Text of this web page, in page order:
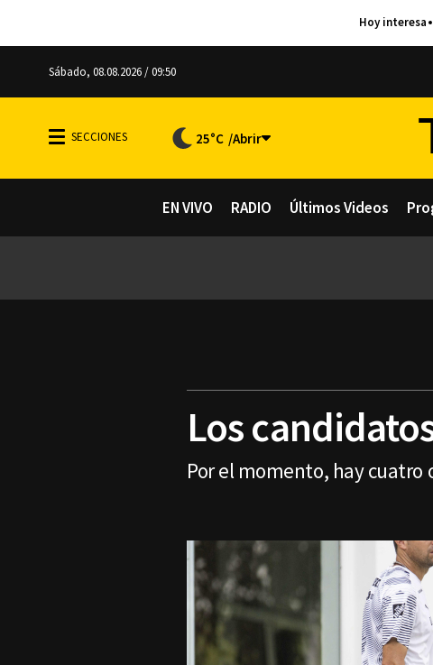
Sábado, 08.08.2026 / 09:50
25°C
EN VIVO RADIO Últimos Videos
Los
Por el momento, hay cuatro